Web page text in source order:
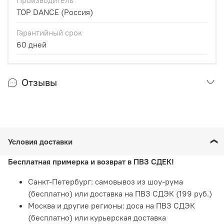
TOP DANCE (Россия)
Гарантийный срок
60 дней
Отзывы
Условия доставки
Бесплатная примерка и возврат в ПВЗ СДЕК!
Санкт-Петербург: самовывоз из шоу-рума
(бесплатно) или доставка на ПВЗ СДЭК (199 руб.)
Москва и другие регионы: доса на ПВЗ СДЭК
(бесплатно) или курьерская доставка